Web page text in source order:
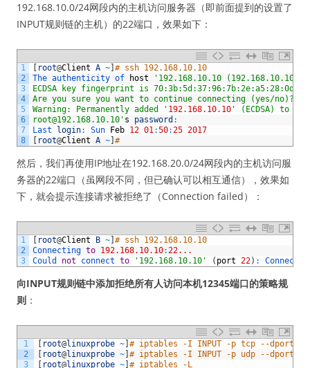
192.168.10.0/24网段内的主机访问服务器（即前面提到的设置了
INPUT规则链的主机）的22端口，效果如下：
1
2
3
4
5
6
7
8
root@Client A ~ # ssh 192.168.10.10
The authenticity of host '192.168.10.10 (192.168.10.10)'
ECDSA key fingerprint is
Are you sure you want to continue connecting (yes/no)?
Warning: Permanently added ' 192.168.10.10 ' (ECDSA) to
root@192.168.10.10' s password :
Last
login: Sun Feb 12 01:50:25 2017
root@Client A ~ #
然后，我们再使用IP地址在192.168.20.0/24网段内的主机访问服
务器的22端口（虽网段不同，但已确认可以相互通信），效果如
下，就会提示连接请求被拒绝了（Connection failed）：
1
2
3
root@Client B ~ # ssh 192.168.10.10
Connecting to 192.168.10.10:22...
Could not connect to '192.168.10.10' ( port 22) :
向INPUT规则链中添加拒绝所有人访问本机12345端口的策略规
则 ：
1
2
3
root@linuxprobe ~ # iptables -I INPUT -p tcp --dport
root@linuxprobe ~ # iptables -I INPUT -p udp --dport
root@linuxprobe ~ # iptables -L